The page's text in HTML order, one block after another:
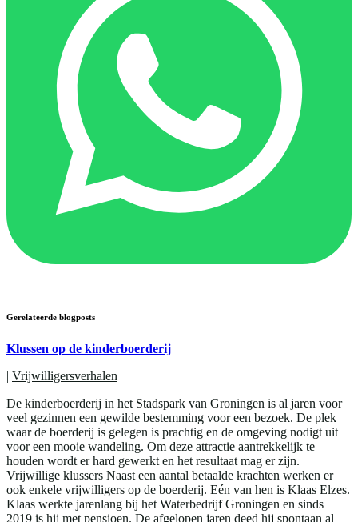
Gerelateerde blogposts
Klussen op de kinderboerderij
| Vrijwilligersverhalen
De kinderboerderij in het Stadspark van Groningen is al jaren voor
veel gezinnen een gewilde bestemming voor een bezoek. De plek
waar de boerderij is gelegen is prachtig en de omgeving nodigt uit
voor een mooie wandeling. Om deze attractie aantrekkelijk te
houden wordt er hard gewerkt en het resultaat mag er zijn.
Vrijwillige klussers Naast een aantal betaalde krachten werken er
ook enkele vrijwilligers op de boerderij. Eén van hen is Klaas Elzes.
Klaas werkte jarenlang bij het Waterbedrijf Groningen en sinds
2019 is hij met pensioen. De afgelopen jaren deed hij spontaan al